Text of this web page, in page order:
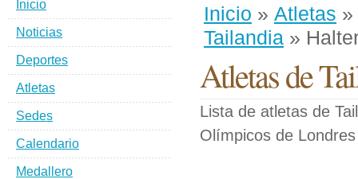
Inicio » Atletas »
Tailandia »
Atletas de
Lista de atletas de
Olímpicos de
Inicio
Noticias
Deportes
Atletas
Sedes
Calendario
Medallero